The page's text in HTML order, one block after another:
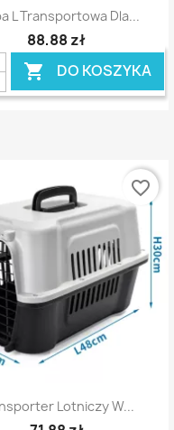
Szybki podgląd
L Transportowa Dla...
88,88 zł
 DO KOSZYKA
Szybki podgląd
Lotniczy W...
favorite_border